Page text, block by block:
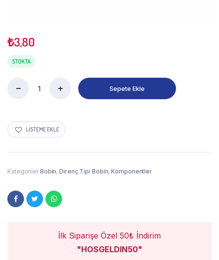
₺3,80
STOKTA
Sepete Ekle
LISTEME EKLE
Kategoriler Bobin,Direnç Tipi Bobin,Komponentler
İlk Siparişe Özel 50₺ İndirim
"HOSGELDIN50"